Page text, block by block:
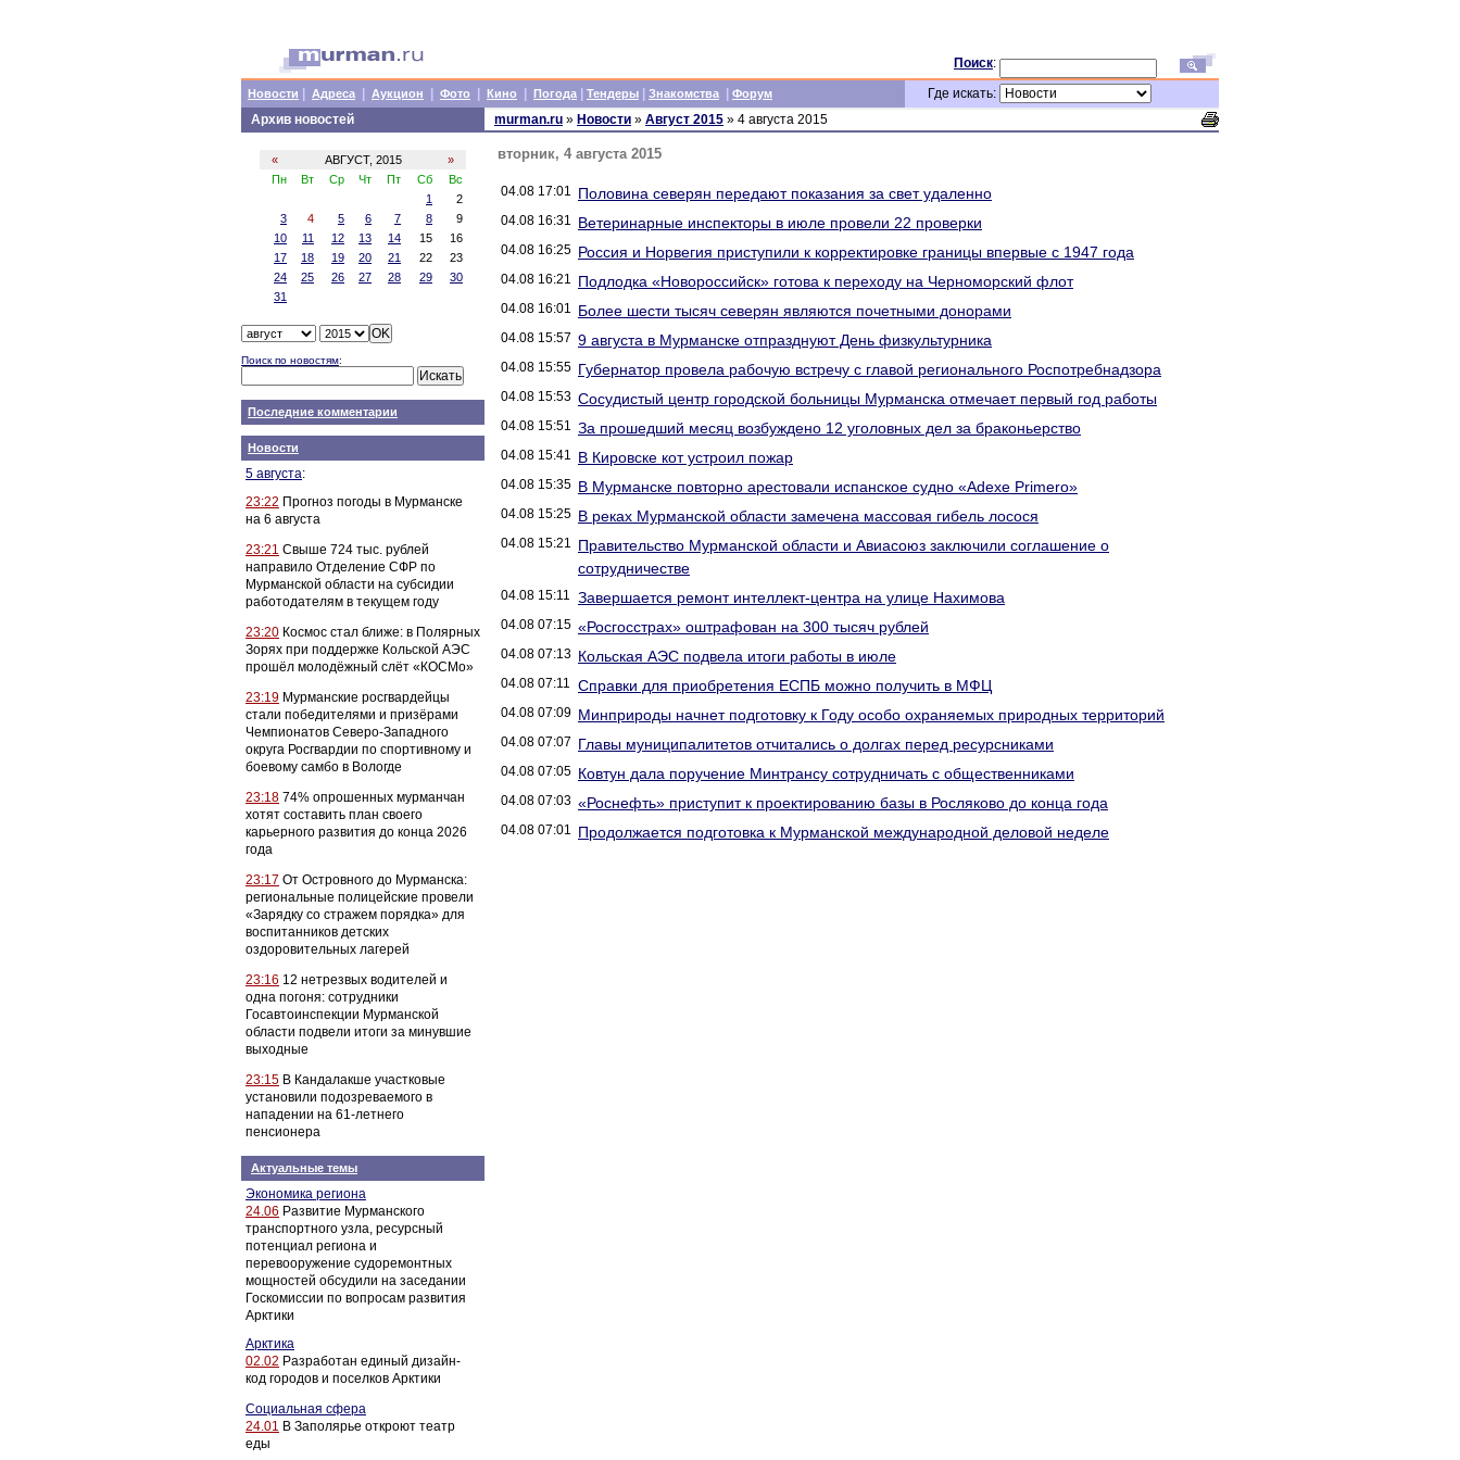
Поиск:
Новости Адреса Аукцион Фото Кино Погода Тендеры Знакомства Форум
Где искать:
Архив новостей
« АВГУСТ, 2015
»
Пн
Вт Ср Чт Пт Сб
Вс
1
2
3
4 5 6 7 8
9
10
11 12 13 14 15
16
17
18 19 20 21 22
23
24
25 26 27 28 29
30
31
Поиск по новостям:
Последние комментарии
Новости
5 августа:
23:22 Прогноз погоды в Мурманске
на 6 августа
23:21 Свыше 724 тыс. рублей
направило Отделение СФР по
Мурманской области на субсидии
работодателям в текущем году
23:20 Космос стал ближе: в Полярных
Зорях при поддержке Кольской АЭС
прошёл молодёжный слёт «КОСМо»
23:19 Мурманские росгвардейцы
стали победителями и призёрами
Чемпионатов Северо-Западного
округа Росгвардии по спортивному и
боевому самбо в Вологде
23:18 74% опрошенных мурманчан
хотят составить план своего
карьерного развития до конца 2026
года
23:17 От Островного до Мурманска:
региональные полицейские провели
«Зарядку со стражем порядка» для
воспитанников детских
оздоровительных лагерей
23:16 12 нетрезвых водителей и
одна погоня: сотрудники
Госавтоинспекции Мурманской
области подвели итоги за минувшие
выходные
23:15 В Кандалакше участковые
установили подозреваемого в
нападении на 61-летнего
пенсионера
Актуальные темы
Экономика региона
24.06 Развитие Мурманского
транспортного узла, ресурсный
потенциал региона и
перевооружение судоремонтных
мощностей обсудили на заседании
Госкомиссии по вопросам развития
Арктики
Арктика
02.02 Разработан единый дизайн-
код городов и поселков Арктики
Социальная сфера
24.01 В Заполярье откроют театр
еды
murman.ru » Новости » Август 2015 » 4 августа 2015
вторник, 4 августа 2015
04.08 17:01 Половина северян передают показания за свет удаленно
04.08 16:31 Ветеринарные инспекторы в июле провели 22 проверки
04.08 16:25 Россия и Норвегия приступили к корректировке границы впервые с 1947 года
04.08 16:21 Подлодка «Новороссийск» готова к переходу на Черноморский флот
04.08 16:01 Более шести тысяч северян являются почетными донорами
04.08 15:57 9 августа в Мурманске отпразднуют День физкультурника
04.08 15:55 Губернатор провела рабочую встречу с главой регионального Роспотребнадзора
04.08 15:53 Сосудистый центр городской больницы Мурманска отмечает первый год работы
04.08 15:51 За прошедший месяц возбуждено 12 уголовных дел за браконьерство
04.08 15:41 В Кировске кот устроил пожар
04.08 15:35 В Мурманске повторно арестовали испанское судно «Adexe Primero»
04.08 15:25 В реках Мурманской области замечена массовая гибель лосося
04.08 15:21 Правительство Мурманской области и Авиасоюз заключили соглашение о
сотрудничестве
04.08 15:11 Завершается ремонт интеллект-центра на улице Нахимова
04.08 07:15 «Росгосстрах» оштрафован на 300 тысяч рублей
04.08 07:13 Кольская АЭС подвела итоги работы в июле
04.08 07:11 Справки для приобретения ЕСПБ можно получить в МФЦ
04.08 07:09 Минприроды начнет подготовку к Году особо охраняемых природных территорий
04.08 07:07 Главы муниципалитетов отчитались о долгах перед ресурсниками
04.08 07:05 Ковтун дала поручение Минтрансу сотрудничать с общественниками
04.08 07:03 «Роснефть» приступит к проектированию базы в Росляково до конца года
04.08 07:01 Продолжается подготовка к Мурманской международной деловой неделе